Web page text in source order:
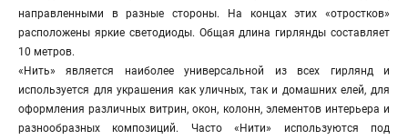
направленными в разные стороны. На концах этих «отростков»
расположены яркие светодиоды. Общая длина гирлянды составляет
10 метров.
«Нить» является наиболее универсальной из всех гирлянд и
используется для украшения как уличных, так и домашних елей, для
оформления различных витрин, окон, колонн, элементов интерьера и
разнообразных композиций. Часто «Нити» используются под